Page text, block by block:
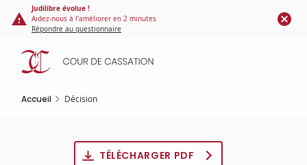
Panneau de gestion des cookies
contenu
principal
Judilibre évolue !
Aidez-nous à l'améliorer en 2 minutes
Répondre au questionnaire
Accueil Décision
TÉLÉCHARGER PDF